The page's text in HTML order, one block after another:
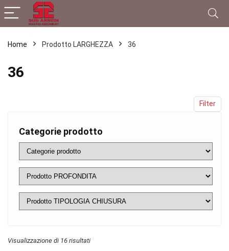
Home Prodotto LARGHEZZA 36
36
Filter
Categorie prodotto
Visualizzazione di 16 risultati